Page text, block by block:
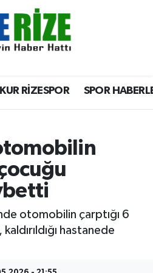
RİZESPOR SPOR
otomobilin çarptığı 6
hastanede
Haritası
ve Fikstür